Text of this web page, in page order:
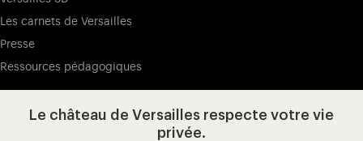
Les carnets de Versailles
Presse
Ressources pédagogiques
Visitez notre Facebook (ouverture
Visitez notre X (ouverture dans un
Visitez notre Instagram
Visitez notre YouTube
Le château de Versailles respecte votre vie
privée.